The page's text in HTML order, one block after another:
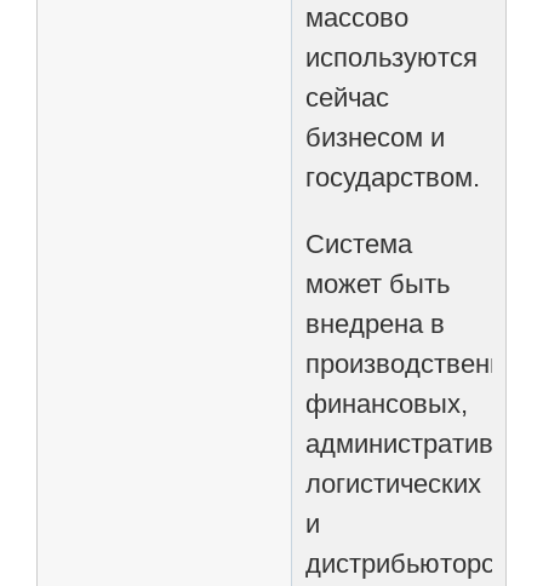
массово
используются
сейчас
бизнесом и
государством.
Система
может быть
внедрена в
финансовых,
логистических
и
дистрибьюторских